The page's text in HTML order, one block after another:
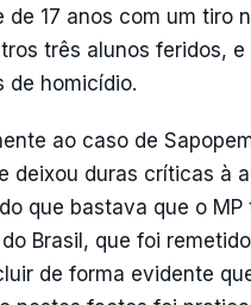
de 17 anos com um tiro
três alunos feridos, e
de homicídio.
ao caso de
deixou duras críticas à
que bastava que o
Brasil, que foi
de forma evidente